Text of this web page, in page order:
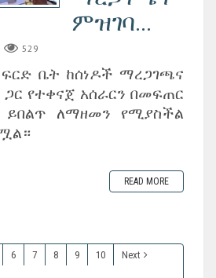
ምዝገባ...
529
ቤት ከሰነዶች ማረጋገጫና
የተቀናጀ አሰራርን በመፍጠር
ይበልጥ ለማዘመን የሚያስችል
READ MORE
6 7 8 9 10
Next